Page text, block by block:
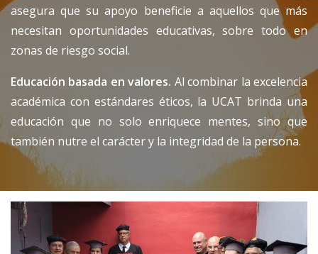
asegura que su apoyo beneficie a aquellos que más
necesitan oportunidades educativas, sobre todo en
zonas de riesgo social.
Educación basada en valores. Al combinar la excelencia
académica con estándares éticos, la UCAT brinda una
educación que no solo enriquece mentes, sino que
también nutre el carácter y la integridad de la persona.